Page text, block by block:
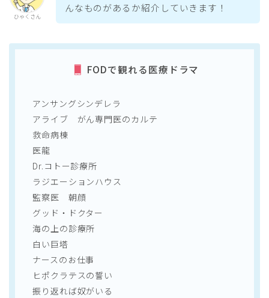
ひゃくさん
んなものがあるか紹介していきます！
FODで観れる医療ドラマ
アンサングシンデレラ
アライブ がん専門医のカルテ
救命病棟
医龍
Dr.コトー診療所
ラジエーションハウス
監察医 朝顔
グッド・ドクター
海の上の診療所
白い巨塔
ナースのお仕事
ヒポクラテスの誓い
振り返れば奴がいる